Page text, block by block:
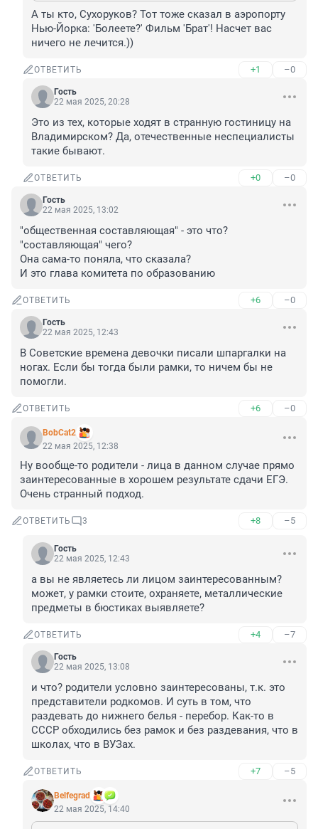
А ты кто, Сухоруков? Тот тоже сказал в аэропорту
Нью-Йорка: 'Болеете?' Фильм 'Брат'! Насчет вас
ничего не лечится.))
ОТВЕТИТЬ +1 –0
Гость
22 мая 2025, 20:28
Это из тех, которые ходят в странную гостиницу на
Владимирском? Да, отечественные неспециалисты
такие бывают.
ОТВЕТИТЬ +0 –0
Гость
22 мая 2025, 13:02
"общественная составляющая" - это что?
"составляющая" чего?
Она сама-то поняла, что сказала?
И это глава комитета по образованию
ОТВЕТИТЬ +6 –0
Гость
22 мая 2025, 12:43
В Советские времена девочки писали шпаргалки на
ногах. Если бы тогда были рамки, то ничем бы не
помогли.
ОТВЕТИТЬ +6 –0
BobCat2
22 мая 2025, 12:38
Ну вообще-то родители - лица в данном случае прямо
заинтересованные в хорошем результате сдачи ЕГЭ.
Очень странный подход.
ОТВЕТИТЬ 3 +8 –5
Гость
22 мая 2025, 12:43
а вы не являетесь ли лицом заинтересованным?
может, у рамки стоите, охраняете, металлические
предметы в бюстиках выявляете?
ОТВЕТИТЬ +4 –7
Гость
22 мая 2025, 13:08
и что? родители условно заинтересованы, т.к. это
представители родкомов. И суть в том, что
раздевать до нижнего белья - перебор. Как-то в
СССР обходились без рамок и без раздевания, что в
школах, что в ВУЗах.
ОТВЕТИТЬ +7 –5
Belfegrad
22 мая 2025, 14:40